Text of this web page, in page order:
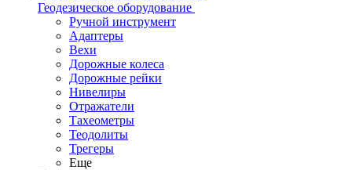
Геодезическое оборудование
Ручной инструмент
Адаптеры
Вехи
Дорожные колеса
Дорожные рейки
Нивелиры
Отражатели
Тахеометры
Теодолиты
Трегеры
Еще